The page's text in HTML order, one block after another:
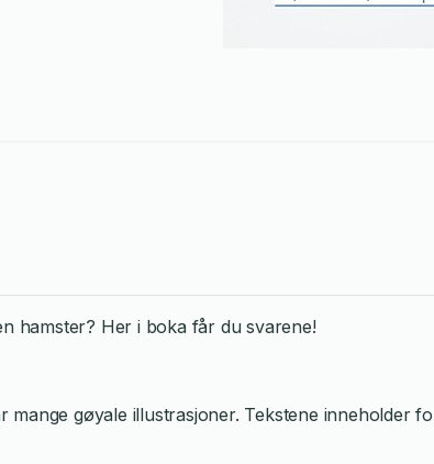
hamster? Her i boka får du svarene!
gøyale illustrasjoner. Tekstene